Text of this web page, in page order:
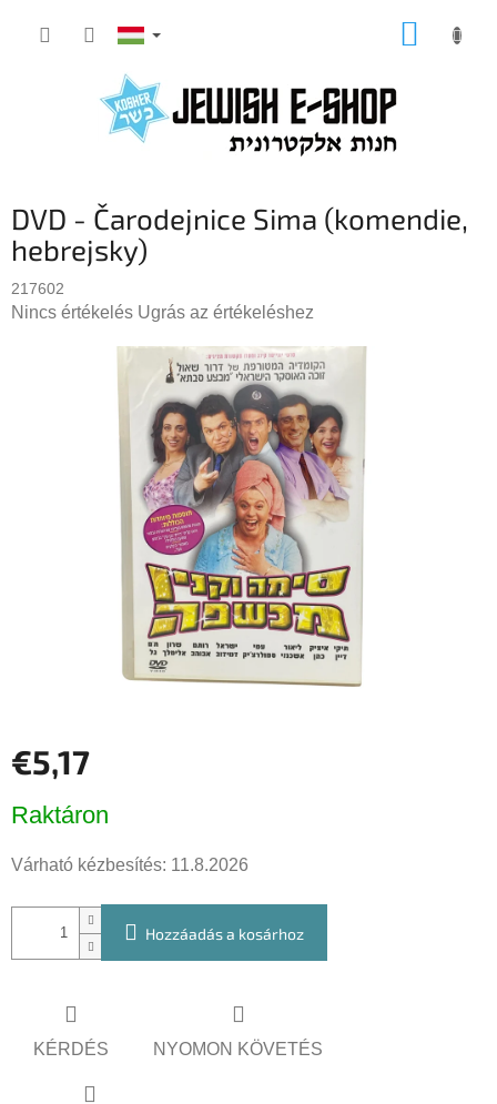
KOSÁR
DVD - Čarodejnice Sima (komendie,
hebrejsky)
217602
A
Nincs értékelés Ugrás az értékeléshez
€5,17
Raktáron
Várható kézbesítés: 11.8.2026
Hozzáadás a kosárhoz
KÉRDÉS NYOMON KÖVETÉS